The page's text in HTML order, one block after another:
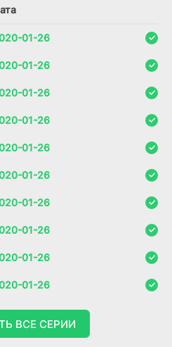
01-26
01-26
01-26
01-26
01-26
01-26
01-26
01-26
01-26
01-26
ВСЕ СЕРИИ